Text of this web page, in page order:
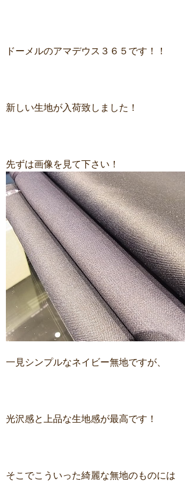
ドーメルのアマデウス３６５です！！
新しい生地が入荷致しました！
先ずは画像を見て下さい！
一見シンプルなネイビー無地ですが、
光沢感と上品な生地感が最高です！
そこでこういった綺麗な無地のものには